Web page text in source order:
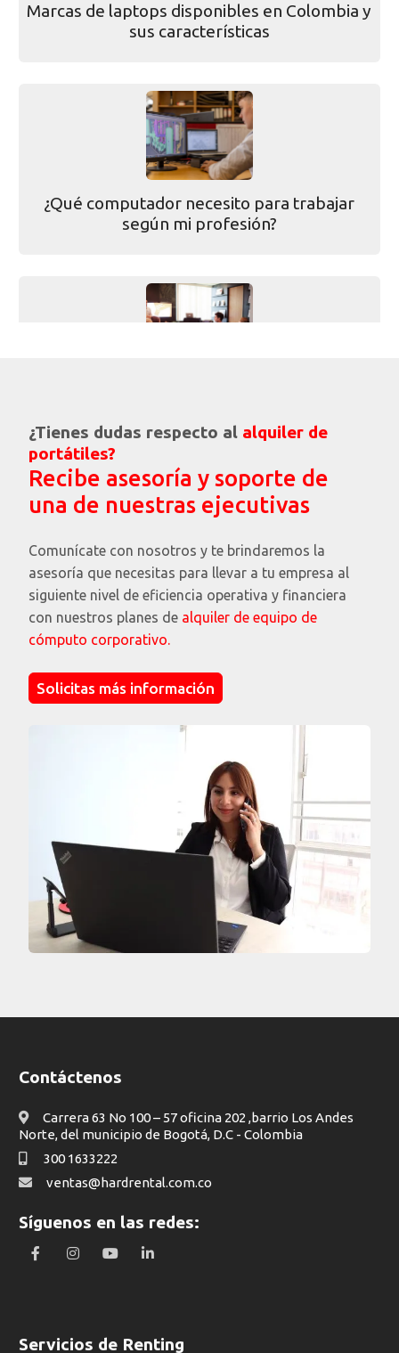
Marcas de laptops disponibles en Colombia y
sus características
¿Qué computador necesito para trabajar
según mi profesión?
Características de las portátiles Dell que más
valoran los consumidores
¿Cuánto vale un PC en pesos colombianos?
Preguntas frecuentes sobre el alquiler de
¿Por qué alquilar portátiles Dell con Hard
¿Qué precios tiene el alquiler de portátiles en
¿Tienes dudas respecto al alquiler de
portátiles?
Recibe asesoría y soporte de
una de nuestras ejecutivas
Comunícate con nosotros y te brindaremos la
asesoría que necesitas para llevar a tu empresa al
siguiente nivel de eficiencia operativa y financiera
con nuestros planes de alquiler de equipo de
cómputo corporativo.
Solicitas más información
Contáctenos
Carrera 63 No 100 – 57 oficina 202 ,barrio Los Andes
Norte, del municipio de Bogotá, D.C - Colombia
300 1633222
ventas@hardrental.com.co
Síguenos en las redes:
Servicios de Renting